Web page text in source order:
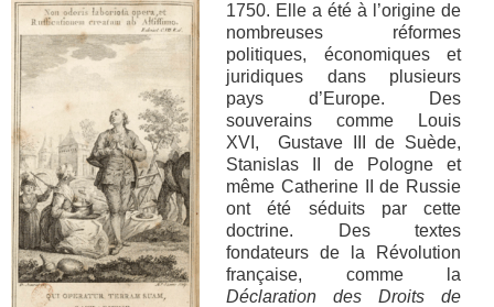
1750. Elle a été à l’origine de
nombreuses réformes
politiques, économiques et
juridiques dans plusieurs
pays d’Europe. Des
souverains comme Louis
XVI, Gustave III de Suède,
Stanislas II de Pologne et
même Catherine II de Russie
ont été séduits par cette
doctrine. Des textes
fondateurs de la Révolution
française, comme la
Déclaration des Droits de